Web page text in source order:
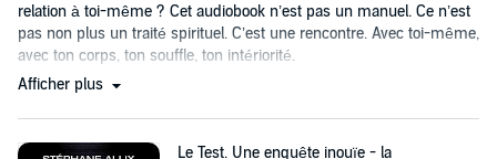
relation à toi-même ? Cet audiobook n’est pas un manuel. Ce n’est
pas non plus un traité spirituel. C’est une rencontre. Avec toi-même,
avec ton corps, ton souffle, ton intériorité.
Afficher plus
Le Test. Une enquête inouïe - la